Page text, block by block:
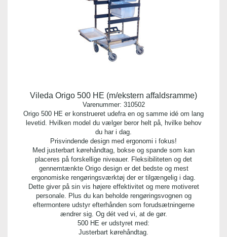
1
Vægt gram:
0.005 gr
Antal pr. palle:
0
Kvalitet:
metal
Indhold:
1 stk.
Bredde:
7,00 cm
Vileda Origo 500 HE (m/ekstern affaldsramme)
Varenummer: 310502
Origo 500 HE er konstrueret udefra en og samme idé om lang
levetid. Hvilken model du vælger beror helt på, hvilke behov
du har i dag.
Prisvindende design med ergonomi i fokus!
Med justerbart kørehåndtag, bokse og spande som kan
placeres på forskellige niveauer. Fleksibiliteten og det
gennemtænkte Origo design er det bedste og mest
ergonomiske rengøringsværktøj der er tilgængelig i dag.
Dette giver på sin vis højere effektivitet og mere motiveret
personale. Plus du kan beholde rengøringsvognen og
eftermontere udstyr efterhånden som forudsætningerne
ændrer sig. Og dét ved vi, at de gør.
500 HE er udstyret med:
Justerbart kørehåndtag.